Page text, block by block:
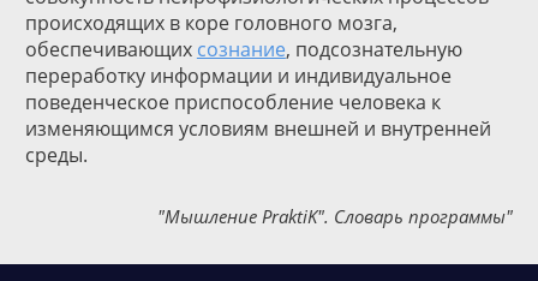
происходящих в коре головного мозга,
обеспечивающих сознание, подсознательную
переработку информации и индивидуальное
поведенческое приспособление человека к
изменяющимся условиям внешней и внутренней
среды.
"Мышление PraktiK". Словарь программы"